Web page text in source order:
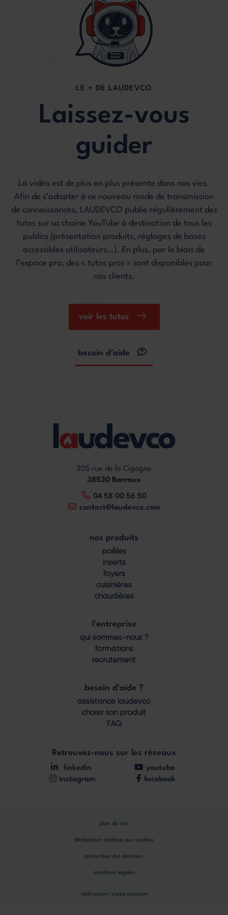
LE + DE LAUDEVCO
Laissez-vous
guider
La vidéo est de plus en plus présente dans nos vies.
Afin de s’adapter à ce nouveau mode de transmission
de connaissances, LAUDEVCO publie régulièrement des
tutos sur sa chaine YouTube à destination de tous les
publics (présentation produits, réglages de bases
accessibles utilisateurs…). En plus, par le biais de
l’espace pro, des « tutos pros » sont disponibles pour
nos clients.
voir les tutos
besoin d'aide
205 rue de la Cigogne
38530 Barraux
04 58 00 56 50
contact@laudevco.com
nos produits
poêles
inserts
foyers
cuisinières
chaudières
l'entreprise
qui sommes-nous ?
formations
recrutement
besoin d'aide ?
assistance laudevco
choisir son produit
FAQ
Retrouvez-nous sur les réseaux
linkedin
youtube
instagram
facebook
réalisation : meta-creation
mentions légales
protection des données
déclaration relative aux cookies
plan du site